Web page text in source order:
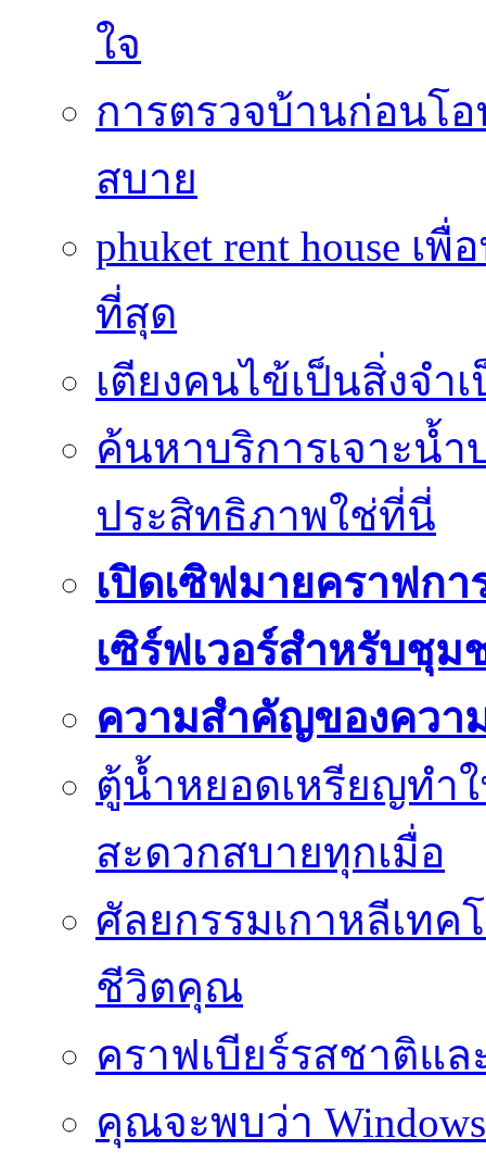
ใจ
การตรวจบ้านก่อนโ
สบาย
phuket rent house
ที่สุด
เตียงคนไข้เป็นสิ่งจำ
ค้นหาบริการเจาะน้
ประสิทธิภาพใช่ที่นี่
เปิดเซิฟมายคราฟกา
เซิร์ฟเวอร์สำหรับชุม
ความสำคัญของควา
ตู้น้ำหยอดเหรียญทำ
สะดวกสบายทุกเมื่อ
ศัลยกรรมเกาหลีเท
ชีวิตคุณ
คราฟเบียร์รสชาติแ
คุณจะพบว่า